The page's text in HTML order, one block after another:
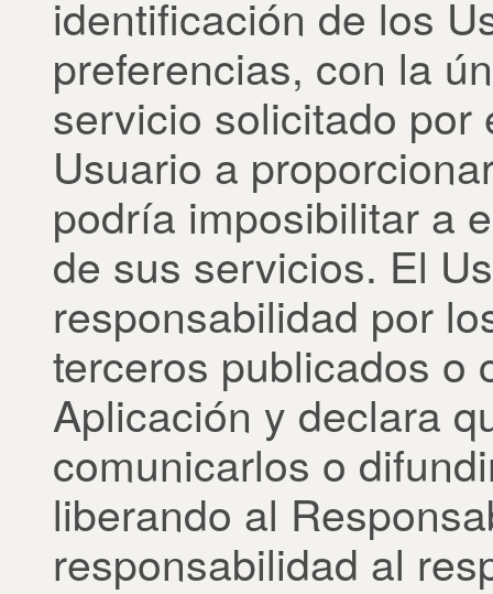
identificación de los
preferencias, con la
servicio solicitado por
Usuario a
podría imposibilitar a
de sus servicios. El
responsabilidad por
terceros publicados o
Aplicación y declara
comunicarlos o
liberando al
responsabilidad al